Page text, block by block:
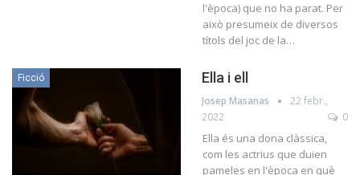
l'època) que no ha parat. Per
això presumeix de diversos
títols del joc de la…
Ficció Ella i ell
Josep Masanas
22 febr.,
2022
0
Ella és una dona clàssica,
com les actrius que duien
pameles en l'època en què